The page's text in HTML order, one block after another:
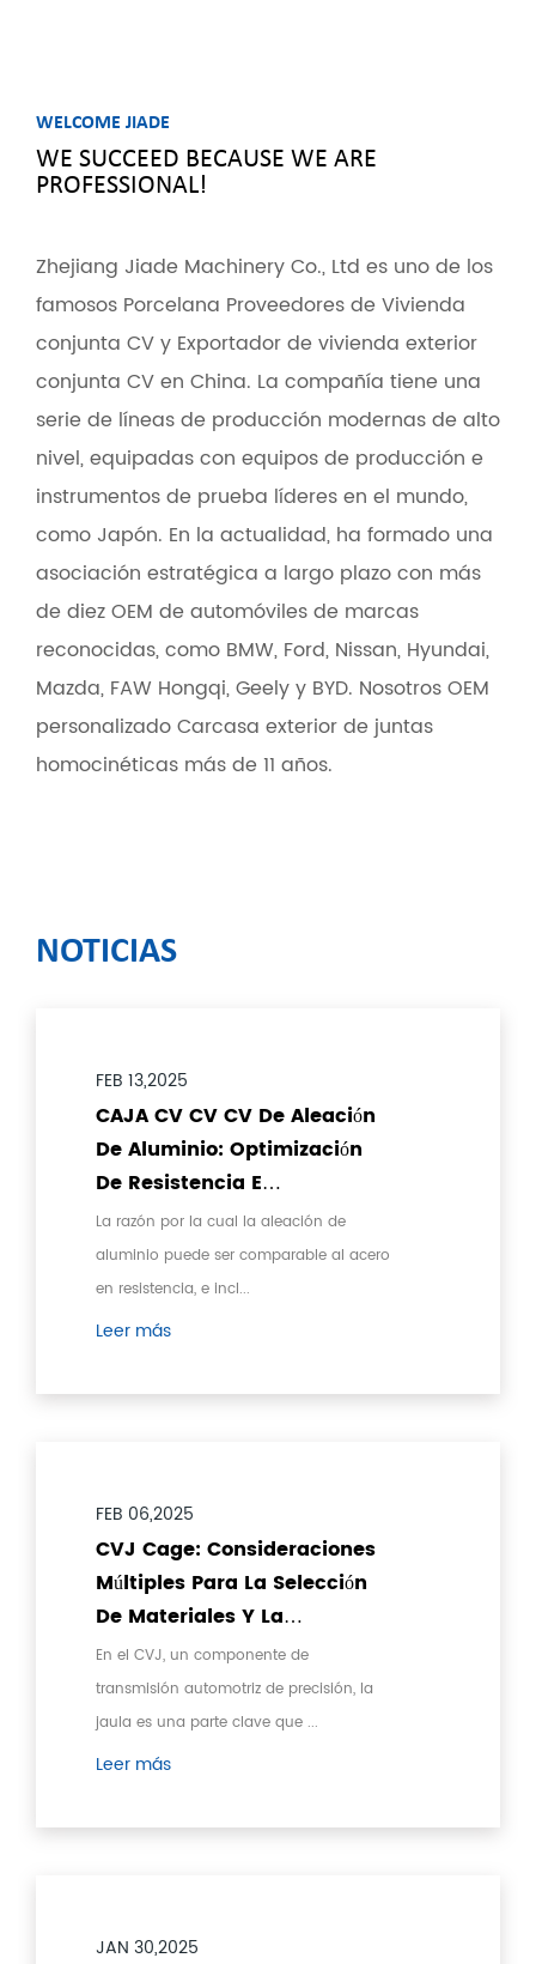
WELCOME JIADE
WE SUCCEED BECAUSE WE ARE
PROFESSIONAL!
Zhejiang Jiade Machinery Co., Ltd es uno de los
famosos Porcelana Proveedores de Vivienda
conjunta CVy Exportador de vivienda exterior
conjunta CVen China. La compañía tiene una
serie de líneas de producción modernas de alto
nivel, equipadas con equipos de producción e
instrumentos de prueba líderes en el mundo,
como Japón. En la actualidad, ha formado una
asociación estratégica a largo plazo con más
de diez OEM de automóviles de marcas
reconocidas, como BMW, Ford, Nissan, Hyundai,
Mazda, FAW Hongqi, Geely y BYD. Nosotros OEM
personalizado Carcasa exterior de juntas
homocinéticas más de 11 años.
NOTICIAS
FEB 13,2025
CAJA CV CV CV De Aleación
De Aluminio: Optimización
De Resistencia E
Investigación De
Confiabilidad De Transmisión
La razón por la cual la aleación de
aluminio puede ser comparable al acero
en resistencia, e incl...
Leer más
FEB 06,2025
CVJ Cage: Consideraciones
Múltiples Para La Selección
De Materiales Y La
Optimización Del
Rendimiento
En el CVJ, un componente de
transmisión automotriz de precisión, la
jaula es una parte clave que ...
Leer más
JAN 30,2025